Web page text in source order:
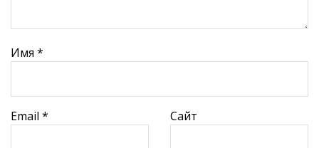
Имя *
Email * Сайт